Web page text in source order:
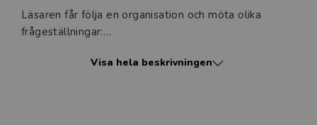
Läsaren får följa en organisation och möta olika
frågeställningar:
• Vad skiljer arbetsgrupper från team? Vilka är
Visa hela beskrivningen